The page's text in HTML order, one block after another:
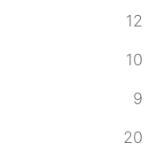
12
10
9
20